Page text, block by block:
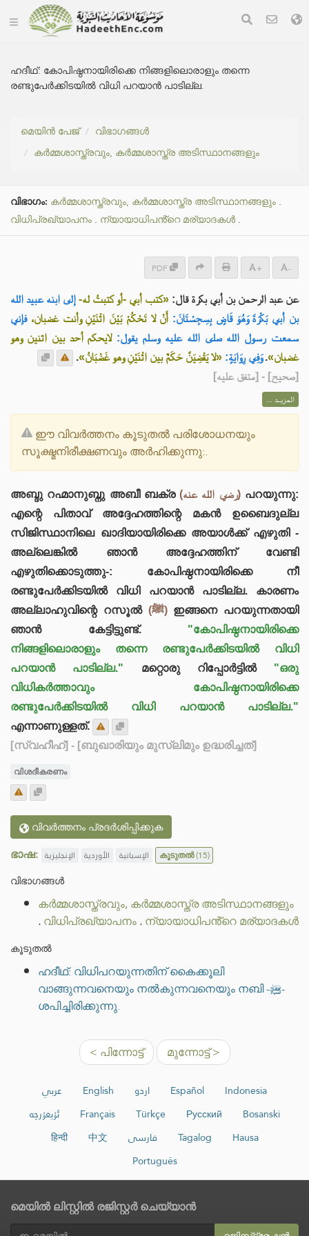
ഹദീഥ്: കോപിഷ്ഠനായിരിക്കെ നിങ്ങളിലൊരാളും തന്നെ
രണ്ടുപേർക്കിടയിൽ വിധി പറയാൻ പാടില്ല.
മെയിൻ പേജ്
വിഭാഗങ്ങൾ
കർമ്മശാസ്ത്രവും, കർമ്മശാസ്ത്ര അടിസ്ഥാനങ്ങളും
വിഭാഗം: കർമ്മശാസ്ത്രവും, കർമ്മശാസ്ത്ര അടിസ്ഥാനങ്ങളും .
വിധിപ്രഖ്യാപനം . ന്യായാധിപൻ്റെ മര്യാദകൾ .
PDF + -
عن عبد الرحمن بن أبي بكرة قال: «كتب أبي -أو كتبتُ له- إلى ابنه عبيد الله
بن أبي بَكْرَةَ وَهُوَ قَاضٍ بِسِجِسْتَانَ: أَنْ لا تَحْكُمْ بَيْنَ اثْنَيْنِ وأنت غضبان، فإني
سمعت رسول الله صلى الله عليه وسلم يقول: لايحكم أحد بين اثنين وهو
غضبان».وَفِي رِوَايَةٍ: «لا يَقْضِيَنَّ حَكَمٌ بين اثْنَيْنِ وهو غَضْبَانُ».
[صحيح] - [متفق عليه]
المزيــد ...
ഈ വിവർത്തനം കൂടുതൽ പരിശോധനയും
സൂക്ഷ്മനിരീക്ഷണവും അർഹിക്കുന്നു:.
അബ്ദു റഹ്മാനുബ്നു അബീ ബക്ര (رضي الله عنه)പറയുന്നു:
എന്റെ പിതാവ് അദ്ദേഹത്തിന്റെ മകൻ ഉബൈദുല്ല
സിജിസ്ഥാനിലെ ഖാദിയായിരിക്കെ അയാൾക്ക് എഴുതി -
അല്ലെങ്കിൽ ഞാൻ അദ്ദേഹത്തിന് വേണ്ടി
എഴുതിക്കൊടുത്തു-: കോപിഷ്ഠനായിരിക്കെ നീ
രണ്ടുപേർക്കിടയിൽ വിധി പറയാൻ പാടില്ല. കാരണം
അല്ലാഹുവിന്റെ റസൂൽ
(ﷺ)ഇങ്ങനെ പറയുന്നതായി
ഞാൻ കേട്ടിട്ടുണ്ട്. "കോപിഷ്ഠനായിരിക്കെ
നിങ്ങളിലൊരാളും തന്നെ രണ്ടുപേർക്കിടയിൽ വിധി
പറയാൻ പാടില്ല." മറ്റൊരു റിപ്പോർട്ടിൽ "ഒരു
വിധികർത്താവും കോപിഷ്ഠനായിരിക്കെ
രണ്ടുപേർക്കിടയിൽ വിധി പറയാൻ പാടില്ല."
എന്നാണുള്ളത്.
[സ്വഹീഹ്] - [ബുഖാരിയും മുസ്ലിമും ഉദ്ധരിച്ചത്]
വിശദീകരണം
വിവർത്തനം പ്രദർശിപ്പിക്കുക
ഭാഷ: الإنجليزية الأوردية الإسبانية കൂടുതൽ(15)
വിഭാഗങ്ങൾ
കർമ്മശാസ്ത്രവും, കർമ്മശാസ്ത്ര അടിസ്ഥാനങ്ങളും
.വിധിപ്രഖ്യാപനം.ന്യായാധിപൻ്റെ മര്യാദകൾ
കൂടുതൽ
ഹദീഥ്: വിധിപറയുന്നതിന് കൈക്കൂലി
വാങ്ങുന്നവനെയും നൽകുന്നവനെയും നബി -ﷺ-
ശപിച്ചിരിക്കുന്നു.
< പിന്നോട്ട് മുന്നോട്ട് >
عربي English اردو Español
Indonesia
ئۇيغۇرچە
Français Türkçe Русский
Bosanski
हिन्दी
中文 فارسی Tagalog
Hausa
Português
മെയിൽ ലിസ്റ്റിൽ രജിസ്റ്റർ ചെയ്യാൻ